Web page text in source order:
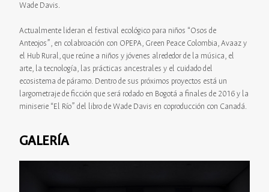
Wade Davis.
Actualmente lideran el festival ecológico para niños “Osos de
Anteojos”, en colabroación con OPEPA, Green Peace Colombia, Avaaz y
el Hub Rural, que reúne a niños y jóvenes alrededor de la música, el
arte, la tecnología, las prácticas ancestrales y el cuidado del
ecosistema de páramo. Dentro de sus próximos proyectos está un
largometraje de ficción que será rodado en Bogotá a finales de 2016 y la
miniserie “El Río” del libro de Wade Davis en coproducción con Canadá.
GALERÍA